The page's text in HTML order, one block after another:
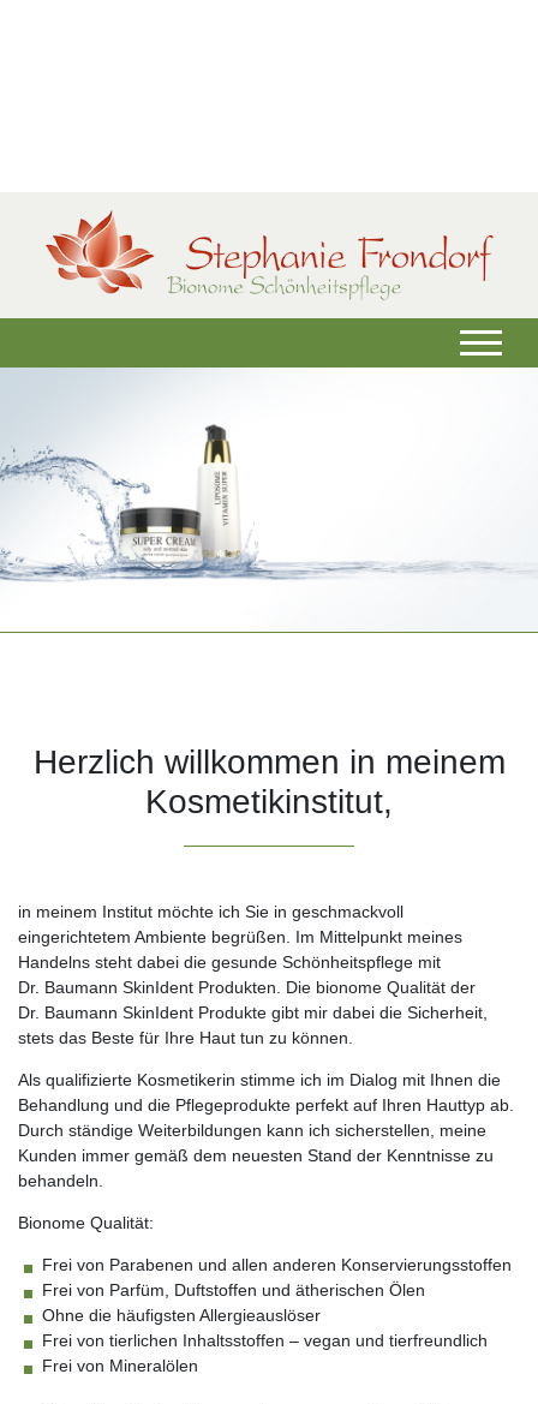
Herzlich willkommen in meinem
Kosmetikinstitut,
in meinem Institut möchte ich Sie in geschmackvoll
eingerichtetem Ambiente begrüßen. Im Mittelpunkt meines
Handelns steht dabei die gesunde Schönheitspflege mit
Dr. Baumann SkinIdent Produkten. Die bionome Qualität der
Dr. Baumann SkinIdent Produkte gibt mir dabei die Sicherheit,
stets das Beste für Ihre Haut tun zu können.
Als qualifizierte Kosmetikerin stimme ich im Dialog mit Ihnen die
Behandlung und die Pflegeprodukte perfekt auf Ihren Hauttyp ab.
Durch ständige Weiterbildungen kann ich sicherstellen, meine
Kunden immer gemäß dem neuesten Stand der Kenntnisse zu
behandeln.
Bionome Qualität:
Frei von Parabenen und allen anderen Konservierungsstoffen
Frei von Parfüm, Duftstoffen und ätherischen Ölen
Ohne die häufigsten Allergieauslöser
Frei von tierlichen Inhaltsstoffen – vegan und tierfreundlich
Frei von Mineralölen